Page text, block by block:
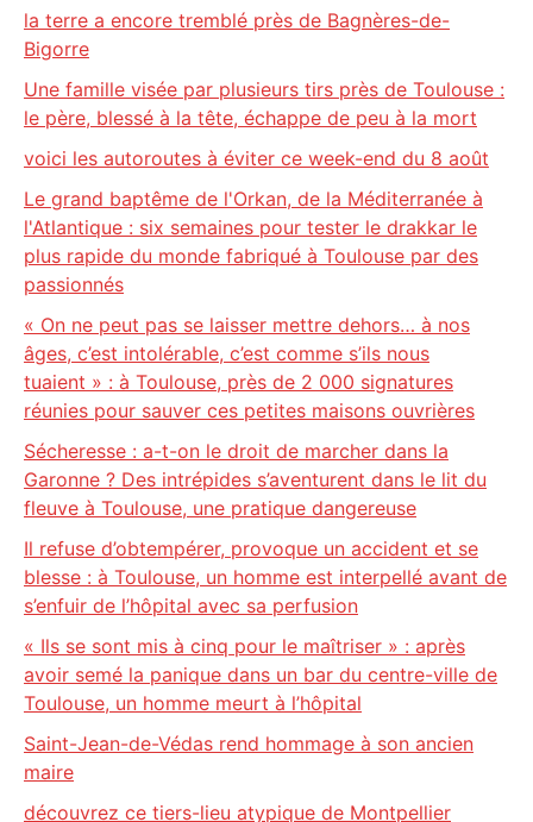
la terre a encore tremblé près de Bagnères-de-
Bigorre
Une famille visée par plusieurs tirs près de Toulouse :
le père, blessé à la tête, échappe de peu à la mort
voici les autoroutes à éviter ce week-end du 8 août
Le grand baptême de l'Orkan, de la Méditerranée à
l'Atlantique : six semaines pour tester le drakkar le
plus rapide du monde fabriqué à Toulouse par des
passionnés
« On ne peut pas se laisser mettre dehors… à nos
âges, c’est intolérable, c’est comme s’ils nous
tuaient » : à Toulouse, près de 2 000 signatures
réunies pour sauver ces petites maisons ouvrières
Sécheresse : a-t-on le droit de marcher dans la
Garonne ? Des intrépides s’aventurent dans le lit du
fleuve à Toulouse, une pratique dangereuse
Il refuse d’obtempérer, provoque un accident et se
blesse : à Toulouse, un homme est interpellé avant de
s’enfuir de l’hôpital avec sa perfusion
« Ils se sont mis à cinq pour le maîtriser » : après
avoir semé la panique dans un bar du centre-ville de
Toulouse, un homme meurt à l’hôpital
Saint-Jean-de-Védas rend hommage à son ancien
maire
découvrez ce tiers-lieu atypique de Montpellier